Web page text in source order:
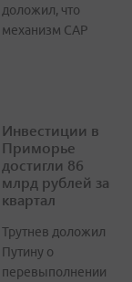
доложил, что
механизм САР
Инвестиции в
Приморье
достигли 86
млрд рублей за
квартал
Трутнев доложил
Путину о
перевыполнении